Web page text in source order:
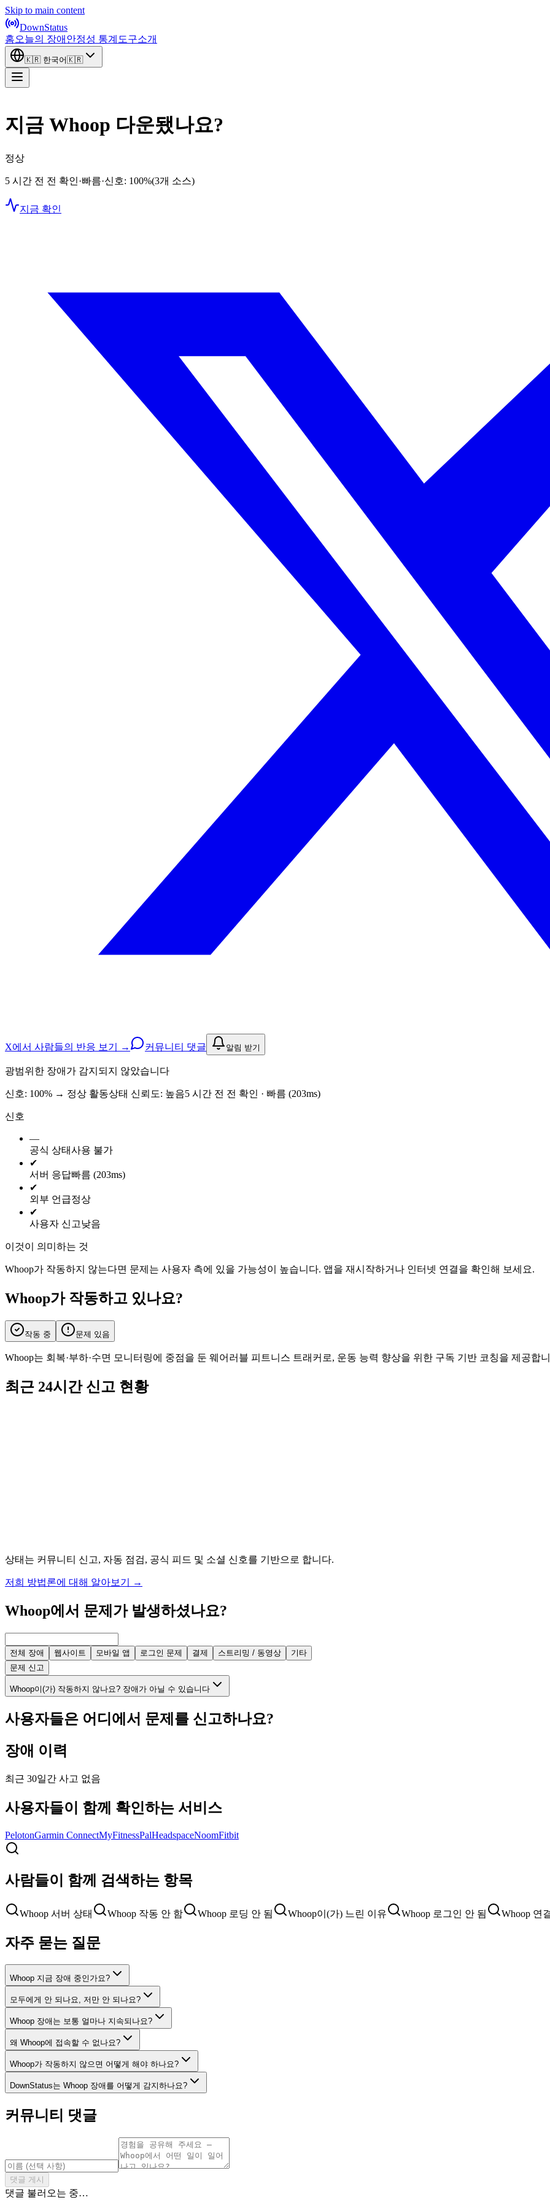
Skip to main content
DownStatus
홈오늘의 장애 안정성 통계 도구소개
🇰🇷 한국어🇰🇷
지금 Whoop 다운됐나요?
정상
5 시간 전 전 확인·빠름·신호: 100%(3개 소스)
지금 확인
X에서 사람들의 반응 보기 → 커뮤니티 댓글 알림 받기
광범위한 장애가 감지되지 않았습니다
신호: 100% → 정상 활동상태 신뢰도: 높음5 시간 전 전 확인 · 빠름 (203ms)
신호
—
공식 상태사용 불가
✔
서버 응답빠름 (203ms)
✔
외부 언급정상
✔
사용자 신고낮음
이것이 의미하는 것
Whoop가 작동하지 않는다면 문제는 사용자 측에 있을 가능성이 높습니다. 앱을 재시작하거나 인터넷 연결을 확인해 보세요.
Whoop가 작동하고 있나요?
작동 중 문제 있음
Whoop는 회복·부하·수면 모니터링에 중점을 둔 웨어러블 피트니스 트래커로, 운동 능력 향상을 위한 구독 기반 코칭을 제공합
최근 24시간 신고 현황
상태는 커뮤니티 신고, 자동 점검, 공식 피드 및 소셜 신호를 기반으로 합니다.
저희 방법론에 대해 알아보기 →
Whoop에서 문제가 발생하셨나요?
전체 장애 웹사이트 모바일 앱 로그인 문제 결제 스트리밍 / 동영상
기타
문제 신고
Whoop이(가) 작동하지 않나요? 장애가 아닐 수 있습니다
사용자들은 어디에서 문제를 신고하나요?
장애 이력
최근 30일간 사고 없음
사용자들이 함께 확인하는 서비스
PelotonGarmin ConnectMyFitnessPalHeadspaceNoomFitbit
사람들이 함께 검색하는 항목
Whoop 서버 상태 Whoop 작동 안 함 Whoop 로딩 안 됨 Whoop이(가) 느린 이유 Whoop 로그인 안 됨 Whoop 연
자주 묻는 질문
Whoop 지금 장애 중인가요?
모두에게 안 되나요, 저만 안 되나요?
Whoop 장애는 보통 얼마나 지속되나요?
왜 Whoop에 접속할 수 없나요?
Whoop가 작동하지 않으면 어떻게 해야 하나요?
DownStatus는 Whoop 장애를 어떻게 감지하나요?
커뮤니티 댓글
댓글 게시
댓글 불러오는 중…